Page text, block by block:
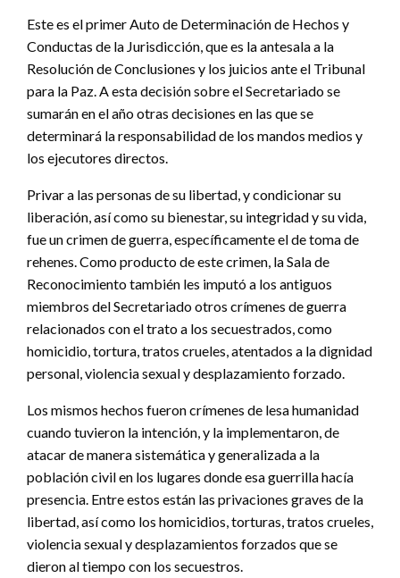
Este es el primer Auto de Determinación de Hechos y
Conductas de la Jurisdicción, que es la antesala a la
Resolución de Conclusiones y los juicios ante el Tribunal
para la Paz. A esta decisión sobre el Secretariado se
sumarán en el año otras decisiones en las que se
determinará la responsabilidad de los mandos medios y
los ejecutores directos.
Privar a las personas de su libertad, y condicionar su
liberación, así como su bienestar, su integridad y su vida,
fue un crimen de guerra, específicamente el de toma de
rehenes. Como producto de este crimen, la Sala de
Reconocimiento también les imputó a los antiguos
miembros del Secretariado otros crímenes de guerra
relacionados con el trato a los secuestrados, como
homicidio, tortura, tratos crueles, atentados a la dignidad
personal, violencia sexual y desplazamiento forzado.
Los mismos hechos fueron crímenes de lesa humanidad
cuando tuvieron la intención, y la implementaron, de
atacar de manera sistemática y generalizada a la
población civil en los lugares donde esa guerrilla hacía
presencia. Entre estos están las privaciones graves de la
libertad, así como los homicidios, torturas, tratos crueles,
violencia sexual y desplazamientos forzados que se
dieron al tiempo con los secuestros.